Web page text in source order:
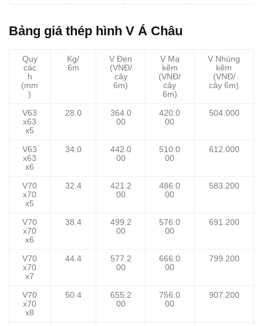
Bảng giá thép hình V Á Châu
Quy
các
h
(mm
)
Kg/
6m
V Đen
(VNĐ/
cây
6m)
V Mạ
kẽm
(VNĐ/
cây
6m)
V Nhúng
kẽm
(VNĐ/
cây 6m)
V63
x63
x5
28.0
364.0
00
420.0
00
504.000
V63
x63
x6
34.0
442.0
00
510.0
00
612.000
V70
x70
x5
32.4
421.2
00
486.0
00
583.200
V70
x70
x6
38.4
499.2
00
576.0
00
691.200
V70
x70
x7
44.4
577.2
00
666.0
00
799.200
V70
x70
x8
50.4
655.2
00
756.0
00
907.200